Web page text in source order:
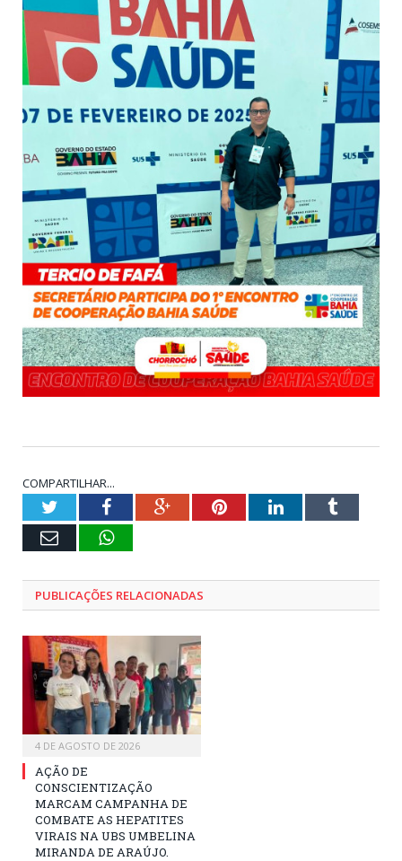
COMPARTILHAR...
TwitterFacebookGoogle+PinterestLinkedInTumblr
E-
WhatsApp
PUBLICAÇÕES RELACIONADAS
4 DE AGOSTO DE 2026
AÇÃO DE
CONSCIENTIZAÇÃO
MARCAM CAMPANHA DE
COMBATE AS HEPATITES
VIRAIS NA UBS UMBELINA
MIRANDA DE ARAÚJO.